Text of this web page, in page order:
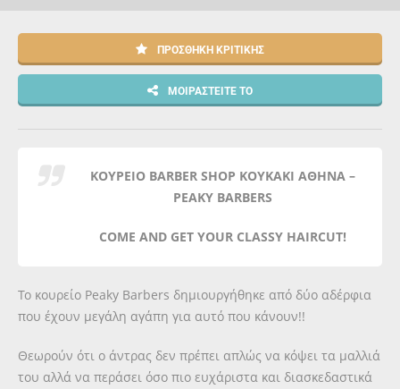
ΠΡΟΣΘΉΚΗ ΚΡΙΤΙΚΉΣ
ΜΟΙΡΑΣΤΕΊΤΕ ΤΟ
ΚΟΥΡΕΙΟ BARBER SHOP ΚΟΥΚΑΚΙ ΑΘΗΝΑ –
PEAKY BARBERS
COME AND GET YOUR CLASSY HAIRCUT!
Το κουρείο Peaky Barbers δημιουργήθηκε από δύο αδέρφια
που έχουν μεγάλη αγάπη για αυτό που κάνουν!!
Θεωρούν ότι ο άντρας δεν πρέπει απλώς να κόψει τα μαλλιά
του αλλά να περάσει όσο πιο ευχάριστα και διασκεδαστικά